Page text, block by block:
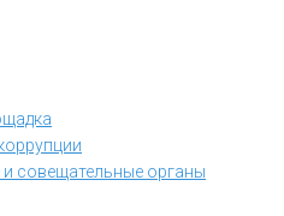
совещательные органы